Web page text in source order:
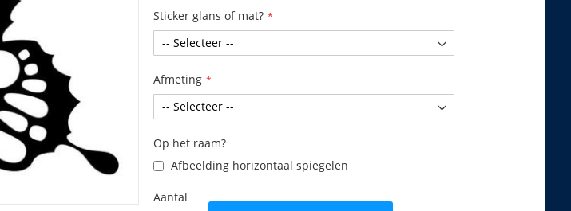
Sticker glans of mat?
Afmeting
Op het raam?
Afbeelding horizontaal spiegelen
Aantal